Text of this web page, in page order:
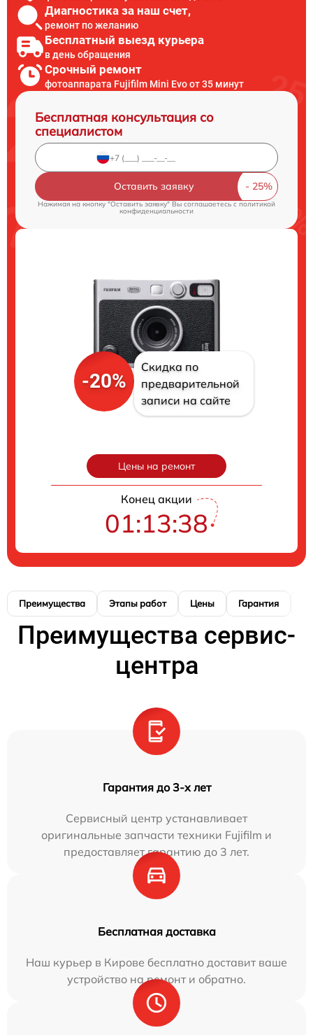
Диагностика за наш счет,
ремонт по желанию
Бесплатный выезд курьера
в день обращения
Срочный ремонт
фотоаппарата Fujifilm Mini Evo от 35 минут
Бесплатная консультация со
специалистом
Оставить заявку
Нажимая на кнопку "Оставить заявку" Вы соглашаетесь c политикой
конфиденциальности
-20%
Скидка по
предварительной
записи на сайте
Цены на ремонт
Конец акции
01:13:37
Преимущества Этапы работ Цены Гарантия
Преимущества сервис-
центра
Гарантия до 3-х лет
Сервисный центр устанавливает
оригинальные запчасти техники Fujifilm и
предоставляет гарантию до 3 лет.
Бесплатная доставка
Наш курьер в Кирове бесплатно доставит ваше
устройство на ремонт и обратно.